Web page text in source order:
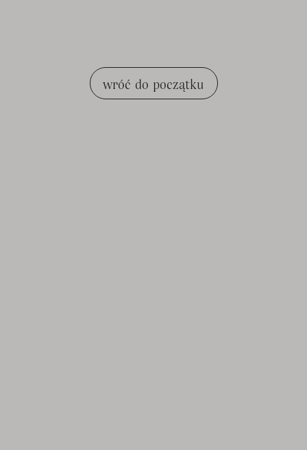
wróć do początku